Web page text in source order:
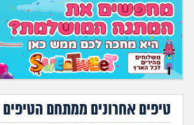
טיפים אחרונים ממתחם הטיפים